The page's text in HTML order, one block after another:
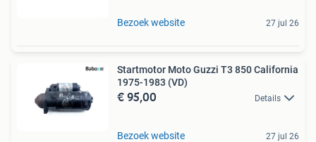
Bezoek website 27 jul 26
Startmotor Moto Guzzi T3 850 California
1975-1983 (VD)
€ 95,00 Details
Bezoek website 27 jul 26